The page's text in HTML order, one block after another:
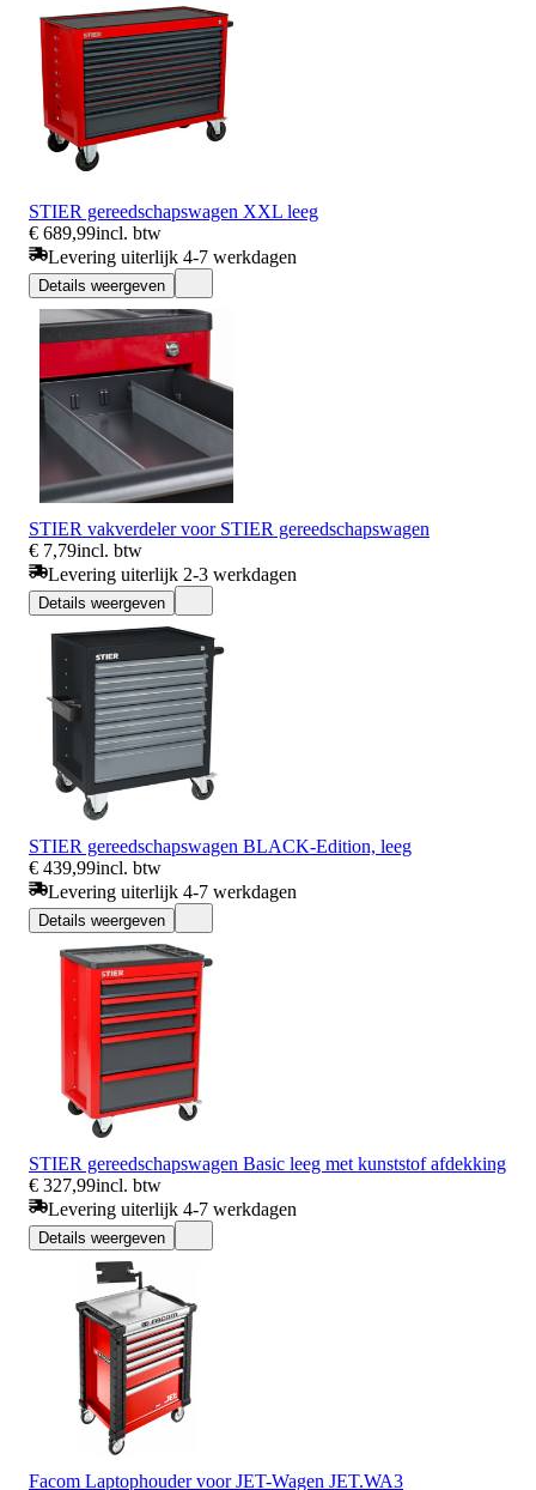
STIER gereedschapswagen XXL leeg
€ 689,99incl. btw
Levering uiterlijk 4-7 werkdagen
Details weergeven
STIER vakverdeler voor STIER gereedschapswagen
€ 7,79incl. btw
Levering uiterlijk 2-3 werkdagen
Details weergeven
STIER gereedschapswagen BLACK-Edition, leeg
€ 439,99incl. btw
Levering uiterlijk 4-7 werkdagen
Details weergeven
STIER gereedschapswagen Basic leeg met kunststof afdekking
€ 327,99incl. btw
Levering uiterlijk 4-7 werkdagen
Details weergeven
Facom Laptophouder voor JET-Wagen JET.WA3